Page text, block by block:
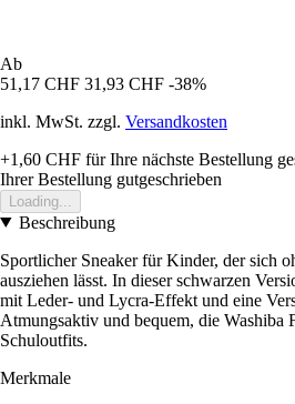
Ab
51,17 CHF 31,93 CHF -38%
inkl. MwSt. zzgl. Versandkosten
+1,60 CHF für Ihre nächste Bestellung
Ihrer Bestellung gutgeschrieben
Loading...
Beschreibung
Sportlicher Sneaker für Kinder, der sich
ausziehen lässt. In dieser schwarzen
mit Leder- und Lycra-Effekt und eine
Atmungsaktiv und bequem, die Washiba
Schuloutfits.
Merkmale